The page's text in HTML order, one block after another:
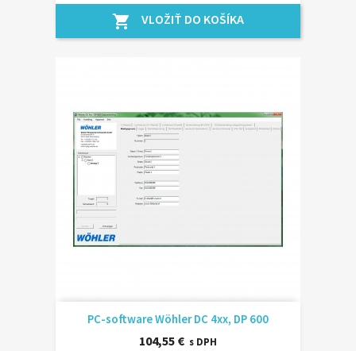
shopping_cart VLOŽIŤ DO KOŠÍKA
PC-software Wöhler DC 4xx, DP 600
104,55 € s DPH